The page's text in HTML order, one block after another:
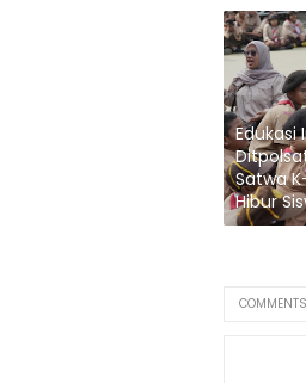
Edukasi
Satwa
Hibur
COMMENTS